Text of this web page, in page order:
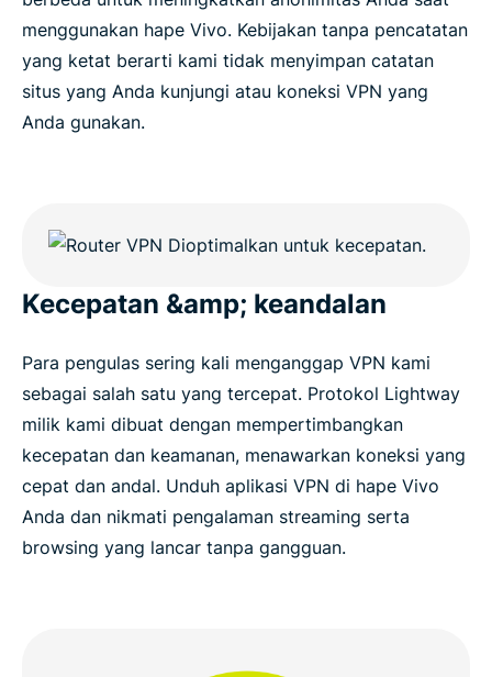
menggunakan hape Vivo. Kebijakan tanpa pencatatan
yang ketat berarti kami tidak menyimpan catatan
situs yang Anda kunjungi atau koneksi VPN yang
Anda gunakan.
Kecepatan &amp; keandalan
Para pengulas sering kali menganggap VPN kami
sebagai salah satu yang tercepat. Protokol Lightway
milik kami dibuat dengan mempertimbangkan
kecepatan dan keamanan, menawarkan koneksi yang
cepat dan andal. Unduh aplikasi VPN di hape Vivo
Anda dan nikmati pengalaman streaming serta
browsing yang lancar tanpa gangguan.